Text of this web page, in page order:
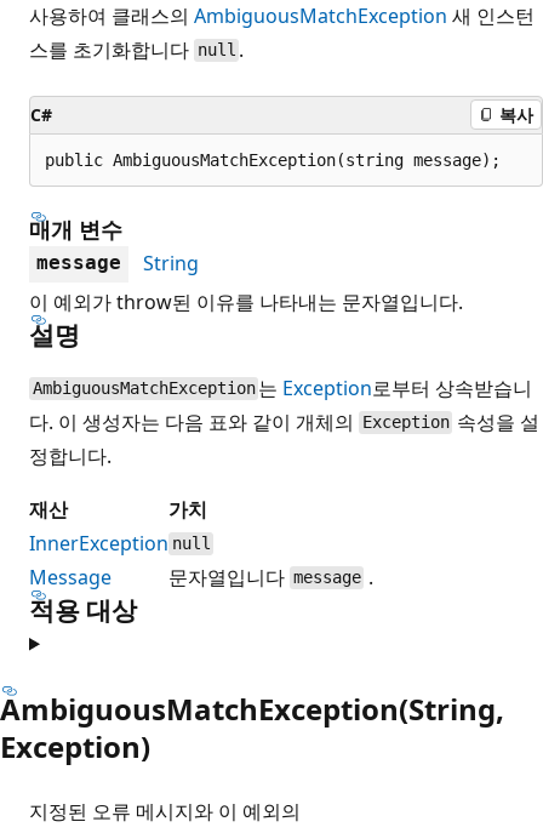
사용하여 클래스의 AmbiguousMatchException 새 인스턴
스를 초기화합니다 null .
C# 복사
public AmbiguousMatchException(string message);
매개 변수
message
String
이 예외가 throw된 이유를 나타내는 문자열입니다.
설명
AmbiguousMatchException 는 Exception로부터 상속받습니
다. 이 생성자는 다음 표와 같이 개체의
Exception 속성을 설
정합니다.
재산
가치
InnerException null
Message 문자열입니다 message .
적용 대상
AmbiguousMatchException(String,
Exception)
지정된 오류 메시지와 이 예외의